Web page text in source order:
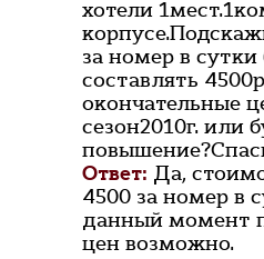
хотели
за номер в сутки
составлять
окончательные
сезон2010г. или
Ответ: Да,
4500 за номер в
данный момент
цен возможно.